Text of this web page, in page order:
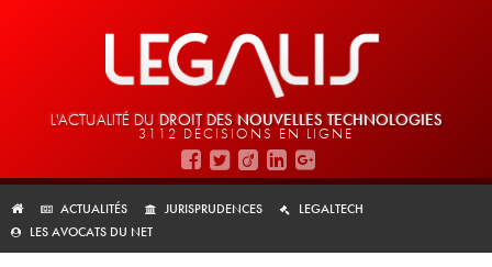
L'ACTUALITÉ DU DROIT DES NOUVELLES TECHNOLOGIES
3112 DÉCISIONS EN LIGNE
ACTUALITÉS JURISPRUDENCES
LEGALTECH
LES AVOCATS DU NET